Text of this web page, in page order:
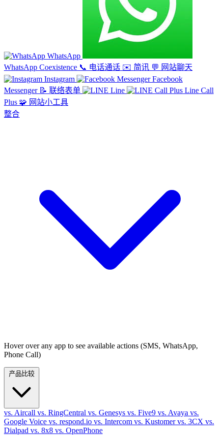
WhatsApp
WhatsApp Coexistence 📞 电话通话 ✉️ 简讯 💬 网站聊天
Instagram
Facebook
Messenger 📝 联络表单 Line
Line Call
Plus 🧩 网站小工具
整合
Hover over any app to see available actions (SMS, WhatsApp,
Phone Call)
vs. Aircall vs. RingCentral vs. Genesys vs. Five9 vs. Avaya vs.
Google Voice vs. respond.io vs. Intercom vs. Kustomervs. 3CX vs.
Dialpad vs. 8x8 vs. OpenPhone